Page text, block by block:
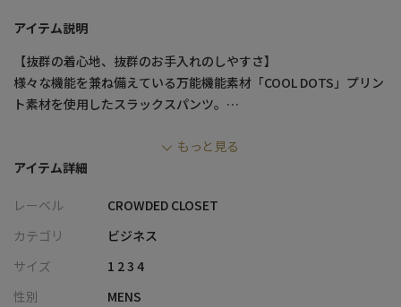
アイテム説明
【抜群の着心地、抜群のお手入れのしやすさ】
様々な機能を兼ね備えている万能機能素材「COOL DOTS」プリン
ト素材を使用したスラックスパンツ。
りが行われることで快適性をアップさせます。
縦横に伸びる2WAYストレッチでストレスフリーな着心地。
も安心。
防シワ性にも優れており、そのまま干してもシワが付きづらいの
接触冷感・撥水まで搭載した、春夏に欠かせない高機能パンツで
す。
もっと見る
アイテム詳細
レーベル
CROWDED CLOSET
カテゴリ
ビジネス
サイズ
1 2 3 4
性別
MENS